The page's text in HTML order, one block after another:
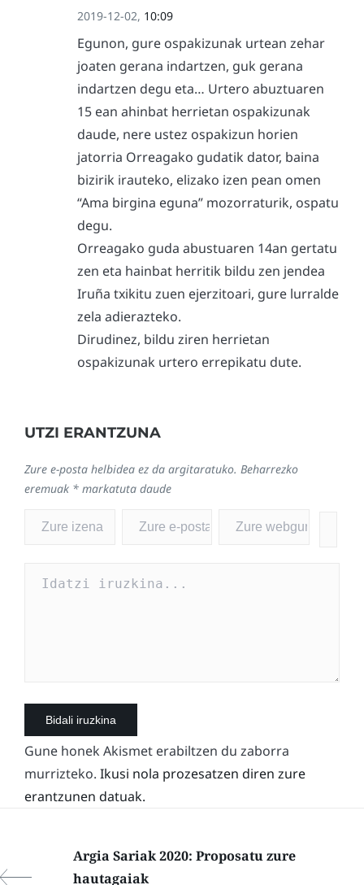
2019-12-02, 10:09
Egunon, gure ospakizunak urtean zehar
joaten gerana indartzen, guk gerana
indartzen degu eta… Urtero abuztuaren
15 ean ahinbat herrietan ospakizunak
daude, nere ustez ospakizun horien
jatorria Orreagako gudatik dator, baina
bizirik irauteko, elizako izen pean omen
“Ama birgina eguna” mozorraturik, ospatu
degu.
Orreagako guda abustuaren 14an gertatu
zen eta hainbat herritik bildu zen jendea
Iruña txikitu zuen ejerzitoari, gure lurralde
zela adierazteko.
Dirudinez, bildu ziren herrietan
ospakizunak urtero errepikatu dute.
UTZI ERANTZUNA
Zure e-posta helbidea ez da argitaratuko. Beharrezko
eremuak * markatuta daude
Gune honek Akismet erabiltzen du zaborra
murrizteko. Ikusi nola prozesatzen diren zure
erantzunen datuak.
Argia Sariak 2020: Proposatu zure
hautagaiak